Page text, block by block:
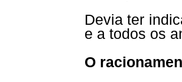
Devia ter
e a todos os
O